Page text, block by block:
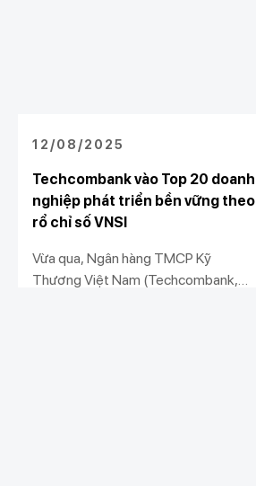
12/08/2025
Techcombank vào Top 20 doanh
nghiệp phát triển bền vững theo
rổ chỉ số VNSI
Vừa qua, Ngân hàng TMCP Kỹ
Thương Việt Nam (Techcombank,